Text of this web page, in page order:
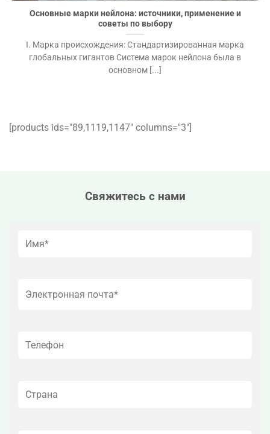
Основные марки нейлона: источники, применение и
советы по выбору
I. Марка происхождения: Стандартизированная марка
глобальных гигантов Система марок нейлона была в
основном [...]
[products ids="89,1119,1147″ columns="3″]
Свяжитесь с нами